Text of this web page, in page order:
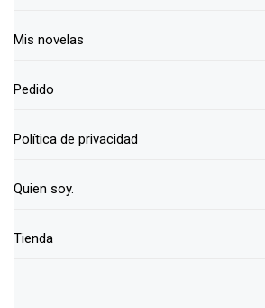
Mis novelas
Pedido
Política de privacidad
Quien soy.
Tienda